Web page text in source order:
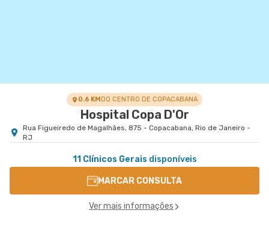
0.6 KMDO CENTRO DE COPACABANA
Hospital Copa D'Or
Rua Figueiredo de Magalhães, 875 - Copacabana, Rio de Janeiro -
RJ
11 Clínicos Gerais disponíveis
MARCAR CONSULTA
Ver mais informações